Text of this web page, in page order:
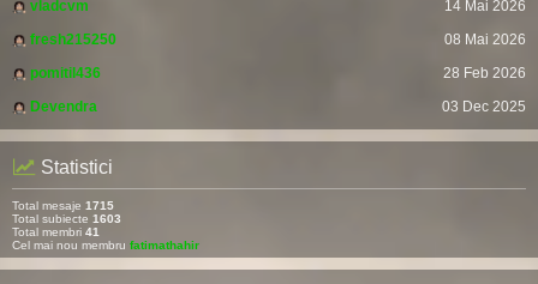
vladcvm
14 Mai 2026
fresh215250
08 Mai 2026
pomitil436
28 Feb 2026
Devendra
03 Dec 2025
Statistici
Total mesaje 1715
Total subiecte 1603
Total membri 41
Cel mai nou membru fatimathahir